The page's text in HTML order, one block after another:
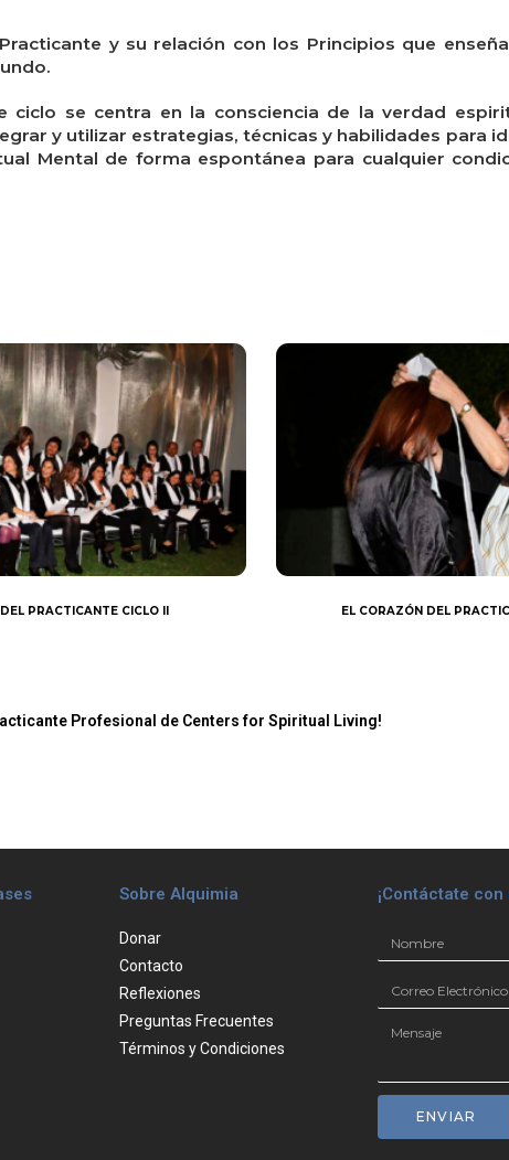
y su relación con los Principios que
ciclo se centra en la consciencia de la verdad
y utilizar estrategias, técnicas y habilidades para
Mental de forma espontánea para cualquier
PRACTICANTE CICLO II EL CORAZÓN DEL
Profesional de Centers for Spiritual Living!
Sobre Alquimia
Donar
Contacto
Reflexiones
Preguntas Frecuentes
Términos y Condiciones
¡Contáctate
ENVIAR